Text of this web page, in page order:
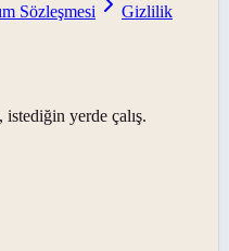
Sözleşmesi
Gizlilik
yerde çalış.